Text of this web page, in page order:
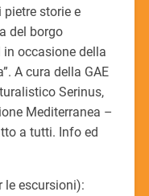
storie e
del borgo
in occasione della
A cura della GAE
Serinus,
Mediterranea –
a tutti. Info ed
le escursioni):